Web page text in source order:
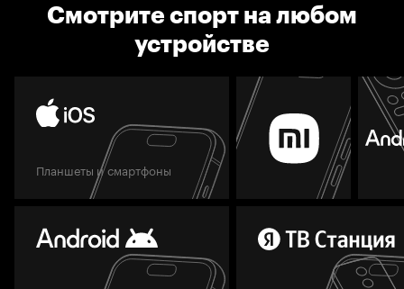
Смотрите спорт на любом
устройстве
Планшеты и смартфоны